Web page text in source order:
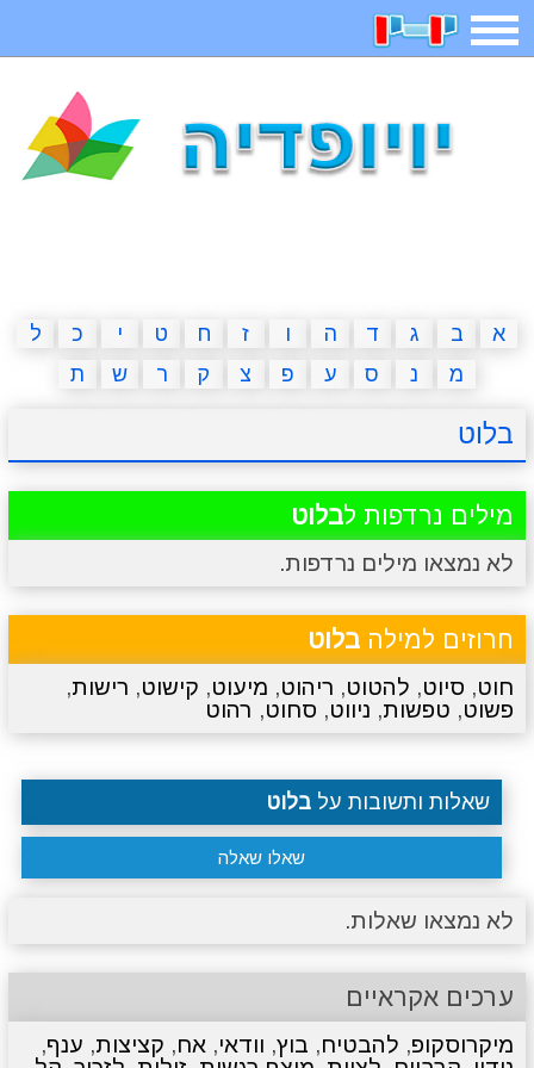
תפריט
איש תלוי מדריכים פוקימון גו מצא הבדלים
יצירה משחקי בנות אשליות חדשות
א ב ג ד ה ו ז ח ט י כ
ל
מ
נ ס ע פ צ ק ר ש ת
בלוט
מילים נרדפות לבלוט
לא נמצאו מילים נרדפות.
חרוזים למילה בלוט
חוט, סיוט, להטוט, ריהוט, מיעוט, קישוט, רישות,
פשוט, טפשות, ניווט, סחוט, רהוט
שאלות ותשובות על בלוט
שאלו שאלה
לא נמצאו שאלות.
ערכים אקראיים
מיקרוסקופ, להבטיח, בוץ, וודאי, אח, קציצות, ענף,